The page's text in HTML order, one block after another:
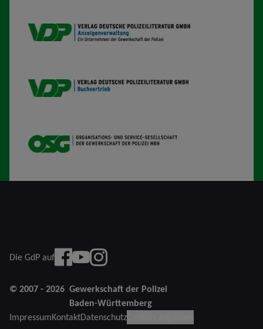
VDP AV
VDP B
OSG
Die GdP auf
Facebook
YouTubeinstagram
© 2007 - 2026 Gewerkschaft der Polizei
Baden-Württemberg
ImpressumKontaktDatenschutz